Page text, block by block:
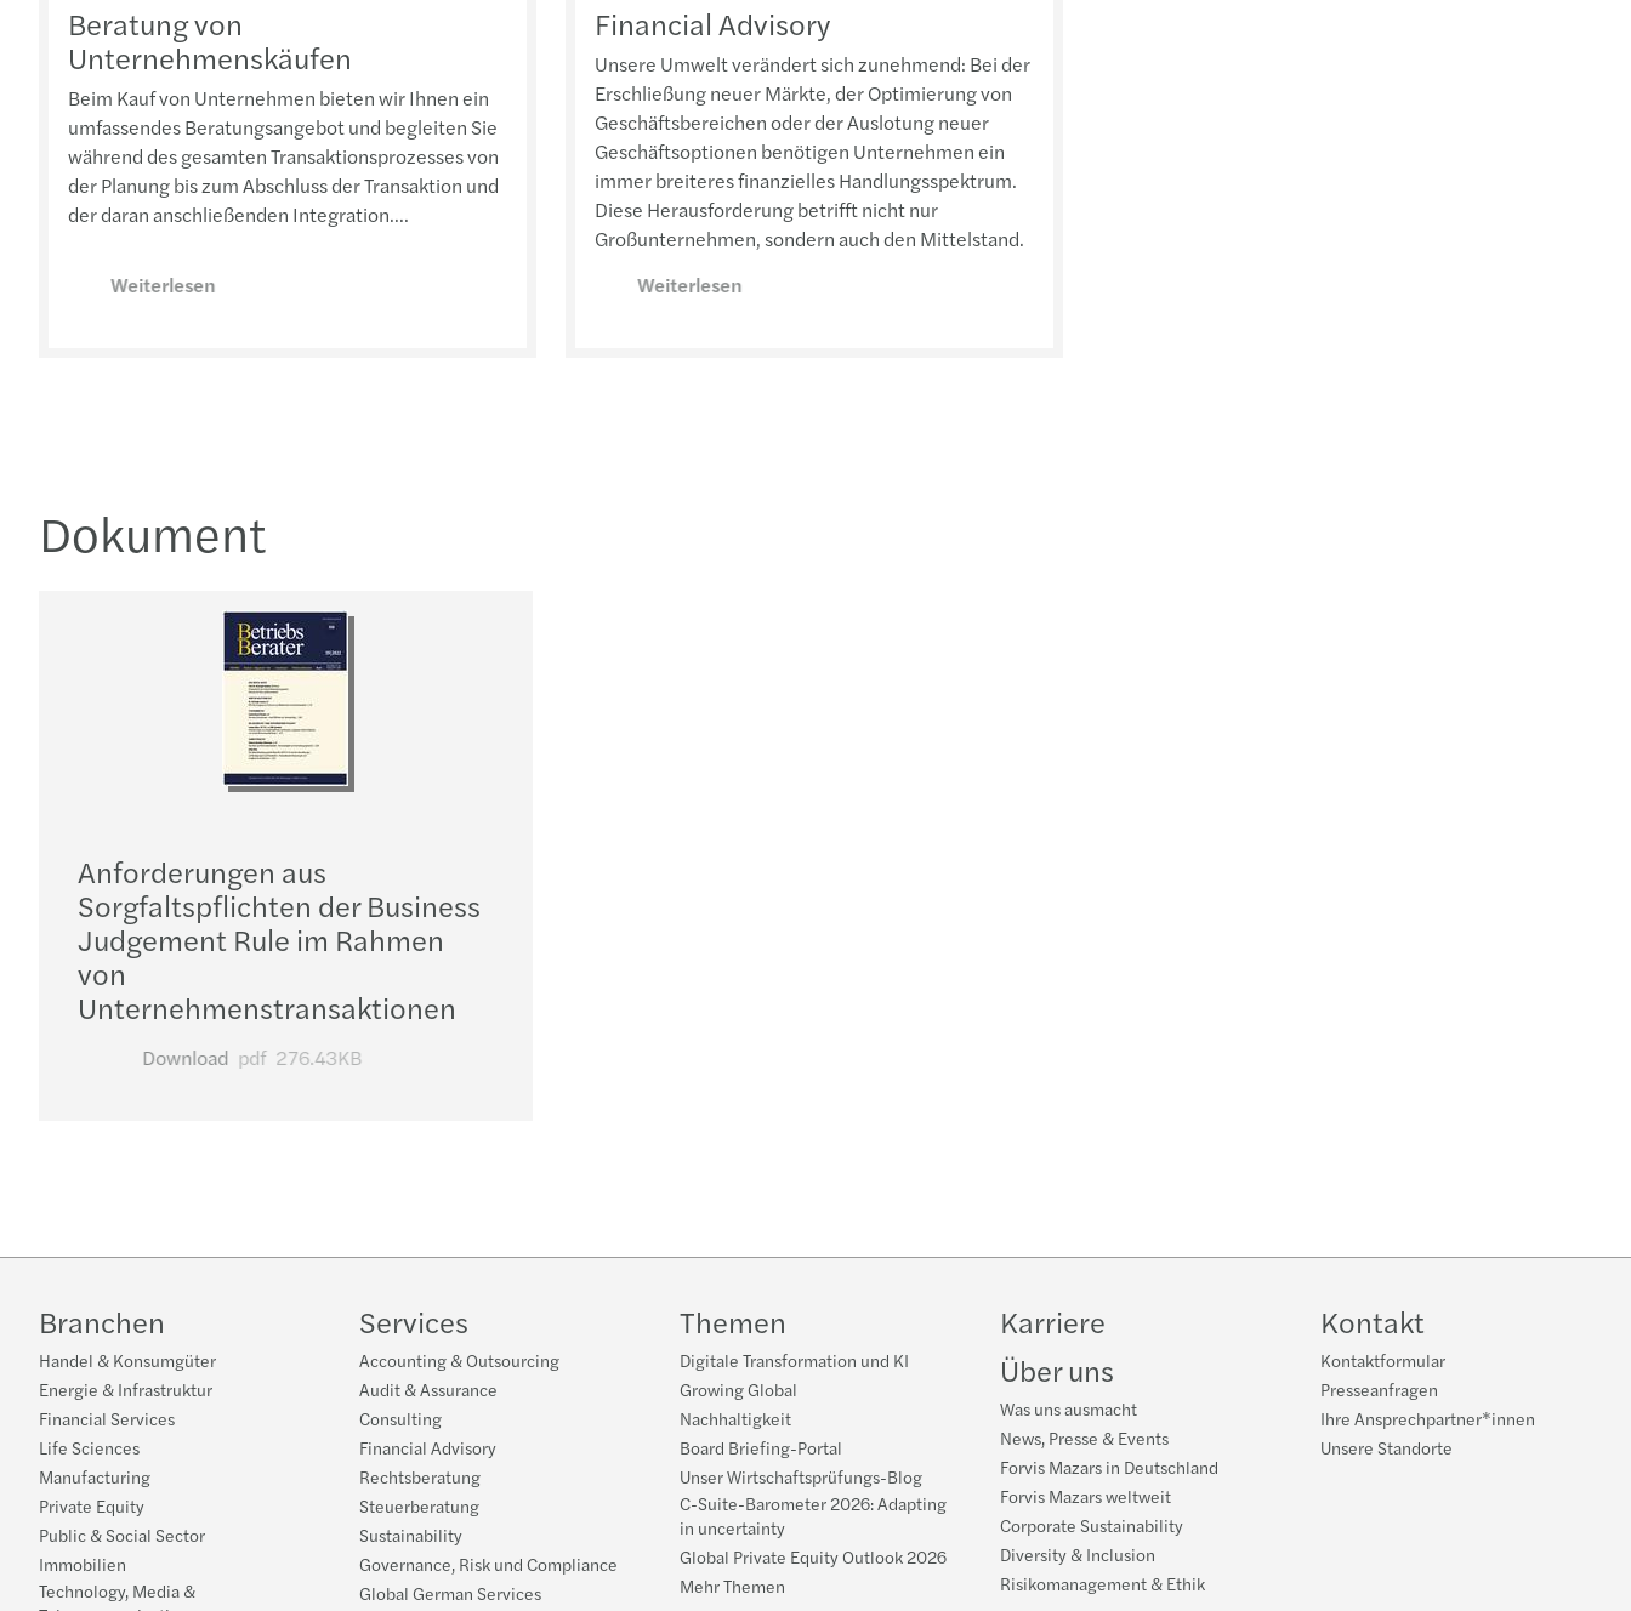
Beratung von
Unternehmenskäufen
Beim Kauf von Unternehmen bieten wir Ihnen ein
umfassendes Beratungsangebot und begleiten Sie
während des gesamten Transaktionsprozesses von
der Planung bis zum Abschluss der Transaktion und
der daran anschließenden Integration....
Weiterlesen
Financial Advisory
Unsere Umwelt verändert sich zunehmend: Bei der
Erschließung neuer Märkte, der Optimierung von
Geschäftsbereichen oder der Auslotung neuer
Geschäftsoptionen benötigen Unternehmen ein
immer breiteres finanzielles Handlungsspektrum.
Diese Herausforderung betrifft nicht nur
Großunternehmen, sondern auch den Mittelstand.
Weiterlesen
Dokument
Anforderungen aus
Sorgfaltspflichten der Business
Judgement Rule im Rahmen
von
Unternehmenstransaktionen
Download pdf 276.43KB
Branchen
Handel & Konsumgüter
Energie & Infrastruktur
Financial Services
Life Sciences
Manufacturing
Private Equity
Public & Social Sector
Immobilien
Technology, Media &
Services
Accounting & Outsourcing
Audit & Assurance
Consulting
Financial Advisory
Rechtsberatung
Steuerberatung
Sustainability
Governance, Risk und Compliance
Global German Services
Themen
Digitale Transformation und KI
Growing Global
Nachhaltigkeit
Board Briefing-Portal
Unser Wirtschaftsprüfungs-Blog
C-Suite-Barometer 2026: Adapting
in uncertainty
Global Private Equity Outlook 2026
Mehr Themen
Karriere
Über uns
Was uns ausmacht
News, Presse & Events
Forvis Mazars in Deutschland
Forvis Mazars weltweit
Corporate Sustainability
Diversity & Inclusion
Risikomanagement & Ethik
Kontakt
Kontaktformular
Presseanfragen
Ihre Ansprechpartner*innen
Unsere Standorte